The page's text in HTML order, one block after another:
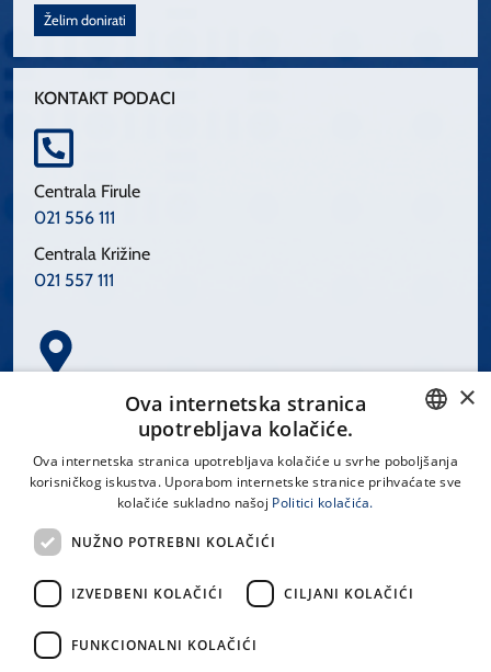
Želim donirati
KONTAKT PODACI
Centrala Firule
021 556 111
Centrala Križine
021 557 111
Spinčićeva 1, 21000 Split
LINKOVI
Uvjeti korištenja
CROATIAN
×
Ova internetska stranica
upotrebljava kolačiće.
Ova internetska stranica upotrebljava kolačiće u svrhe poboljšanja
korisničkog iskustva. Uporabom internetske stranice prihvaćate sve
kolačiće sukladno našoj Politici kolačića.
NUŽNO POTREBNI KOLAČIĆI
IZVEDBENI KOLAČIĆI CILJANI KOLAČIĆI
FUNKCIONALNI KOLAČIĆI